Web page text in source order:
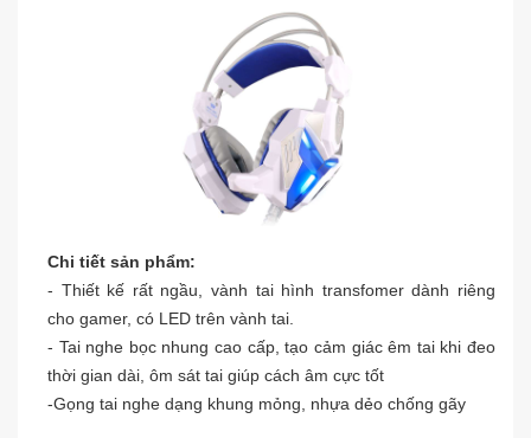
Chi tiết sản phẩm:
- Thiết kế rất ngầu, vành tai hình transfomer dành riêng
cho gamer, có LED trên vành tai.
- Tai nghe bọc nhung cao cấp, tạo cảm giác êm tai khi đeo
thời gian dài, ôm sát tai giúp cách âm cực tốt
-Gọng tai nghe dạng khung mỏng, nhựa dẻo chống gãy